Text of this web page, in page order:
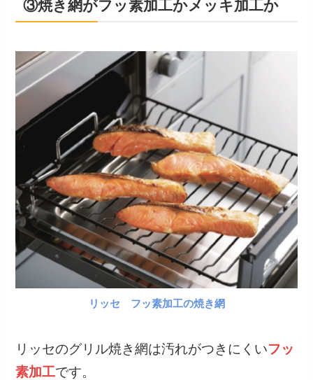
③焼き網がフッ素加工かメッキ加工か
リッセ フッ素加工の焼き網
リッセのグリル焼き網は汚れがつきにくいフッ
素加工です。